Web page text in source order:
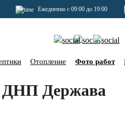
Ежедневно с 09:00 до 19:00
Отопление Фото работ
ДНП Держава